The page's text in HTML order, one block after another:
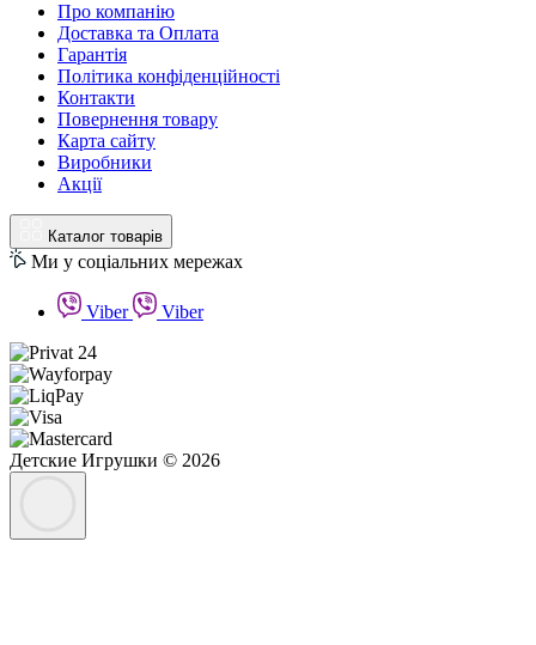
Про компанію
Доставка та Оплата
Гарантія
Політика конфіденційності
Контакти
Повернення товару
Карта сайту
Виробники
Акції
Каталог товарів
Ми у соціальних мережах
Viber Viber
Детские Игрушки © 2026